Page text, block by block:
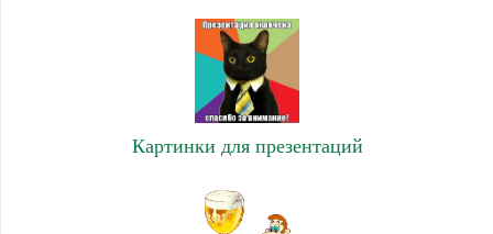
Картинки для презентаций